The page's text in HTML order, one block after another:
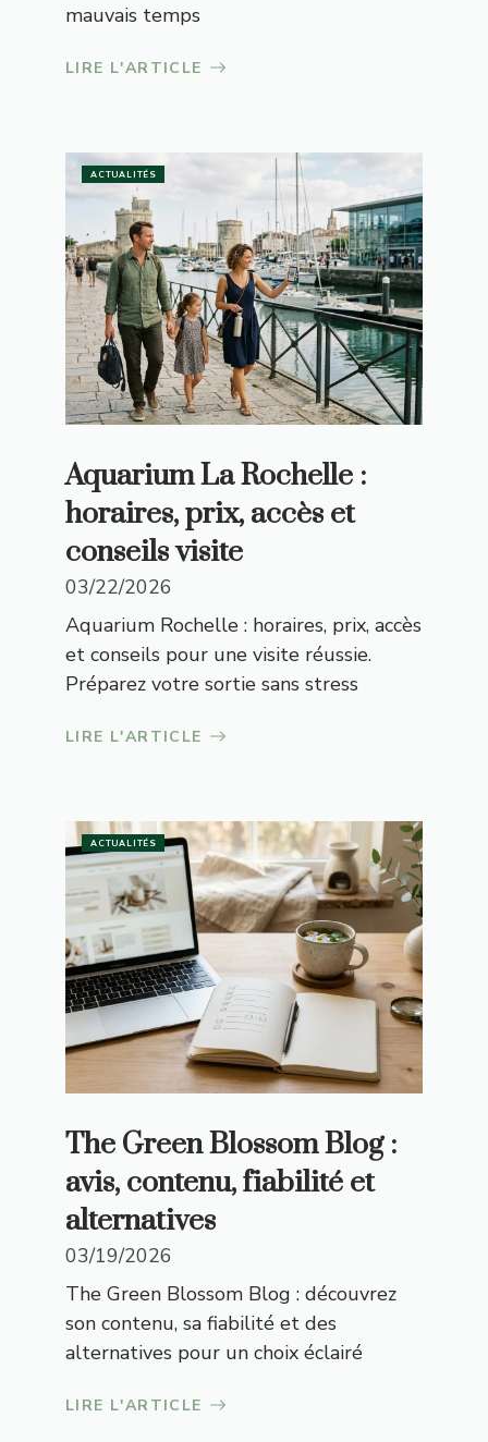
mauvais temps
LIRE L'ARTICLE
ACTUALITÉS
Aquarium La Rochelle :
horaires, prix, accès et
conseils visite
03/22/2026
Aquarium Rochelle : horaires, prix, accès
et conseils pour une visite réussie.
Préparez votre sortie sans stress
LIRE L'ARTICLE
ACTUALITÉS
The Green Blossom Blog :
avis, contenu, fiabilité et
alternatives
03/19/2026
The Green Blossom Blog : découvrez
son contenu, sa fiabilité et des
alternatives pour un choix éclairé
LIRE L'ARTICLE